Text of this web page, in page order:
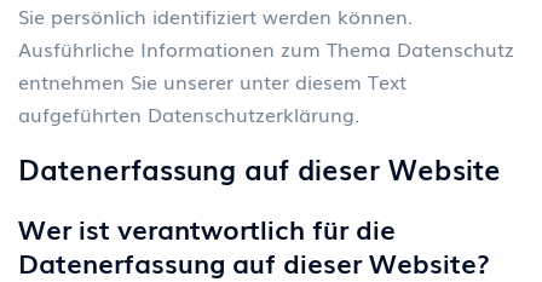
Sie persönlich identifiziert werden können.
Ausführliche Informationen zum Thema Datenschutz
entnehmen Sie unserer unter diesem Text
aufgeführten Datenschutzerklärung.
Datenerfassung auf dieser Website
Wer ist verantwortlich für die
Datenerfassung auf dieser Website?